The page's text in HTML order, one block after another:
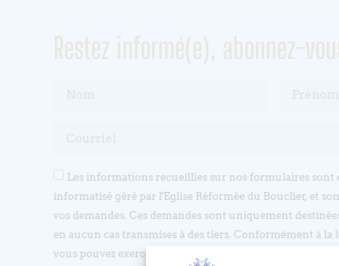
Restez informé(e), abonnez-
Les informations recueillies sur nos formulaires sont
informatisé géré par l'Eglise Réformée du Bouclier, et
vos demandes. Ces demandes sont uniquement
en aucun cas transmises à des tiers. Conformément à
vous pouvez exercer votre droit d’accès, d’opposition et